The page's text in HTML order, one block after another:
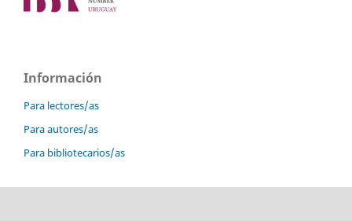
Información
Para lectores/as
Para autores/as
Para bibliotecarios/as